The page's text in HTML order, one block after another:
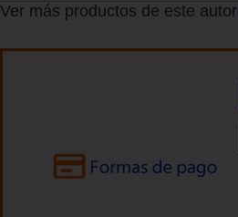
Ver más productos de este autor